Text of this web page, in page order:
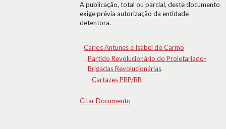
A publicação, total ou parcial, deste documento
exige prévia autorização da entidade
detentora.
Carlos Antunes e Isabel do Carmo
Partido Revolucionário do Proletariado-
Brigadas Revolucionárias
Cartazes PRP/BR
Citar Documento